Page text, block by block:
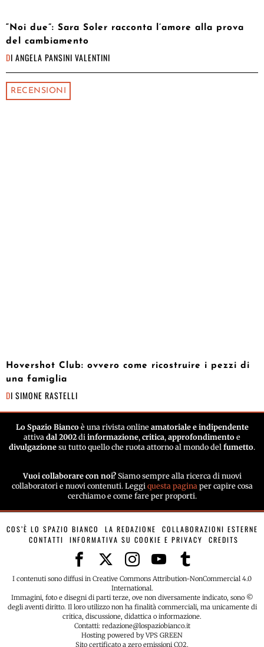
“Noi due”: Sara Soler racconta l’amore alla prova
del cambiamento
DI ANGELA PANSINI VALENTINI
RECENSIONI
Hovershot Club: ovvero come ricostruire i pezzi di
una famiglia
DI SIMONE RASTELLI
Lo Spazio Biancoè una rivista online amatoriale e indipendente
attiva dal 2002 di informazione, critica, approfondimento e
divulgazione su tutto quello che ruota attorno al mondo del fumetto.
Vuoi collaborare con noi? Siamo sempre alla ricerca di nuovi
collaboratori e nuovi contenuti. Leggi questa paginaper capire cosa
cerchiamo e come fare per proporti.
COS’È LO SPAZIO BIANCO LA REDAZIONE
COLLABORAZIONI ESTERNE
CONTATTI
INFORMATIVA SU COOKIE E PRIVACY CREDITS
I contenuti sono diffusi in Creative Commons Attribution-NonCommercial 4.0
International.
Immagini, foto e disegni di parti terze, ove non diversamente indicato, sono ©
degli aventi diritto. Il loro utilizzo non ha finalità commerciali, ma unicamente di
critica, discussione, didattica o informazione.
Contatti: redazione@lospaziobianco.it
Hosting powered by VPS GREEN
Sito certificato a zero emissioni CO2.